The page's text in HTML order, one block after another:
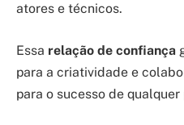
atores e técnicos.
Essa relação de confiança
para a criatividade e
para o sucesso de qualquer